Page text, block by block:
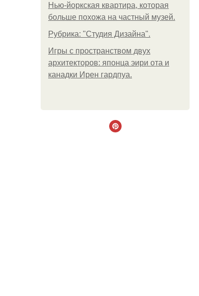
Нью-йоркская квартира, которая
больше похожа на частный музей.
Рубрика: "Студия Дизайна".
Игры с пространством двух
архитекторов: японца эири ота и
канадки Ирен гардпуа.